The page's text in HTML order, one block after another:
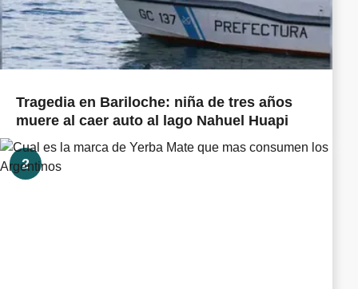
Tragedia en Bariloche: niña de tres años
muere al caer auto al lago Nahuel Huapi
2